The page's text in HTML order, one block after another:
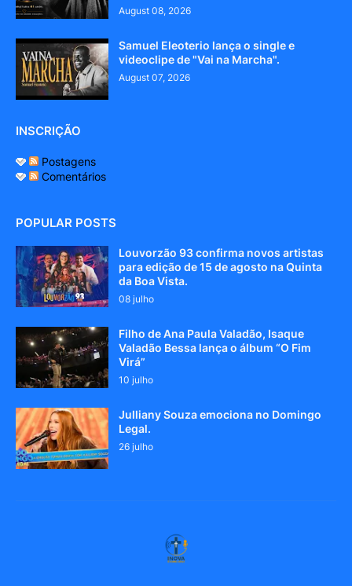
August 08, 2026
Samuel Eleoterio lança o single e
videoclipe de "Vai na Marcha".
August 07, 2026
INSCRIÇÃO
Postagens
Comentários
POPULAR POSTS
Louvorzão 93 confirma novos artistas
para edição de 15 de agosto na Quinta
da Boa Vista.
08 julho
Filho de Ana Paula Valadão, Isaque
Valadão Bessa lança o álbum “O Fim
Virá”
10 julho
Julliany Souza emociona no Domingo
Legal.
26 julho